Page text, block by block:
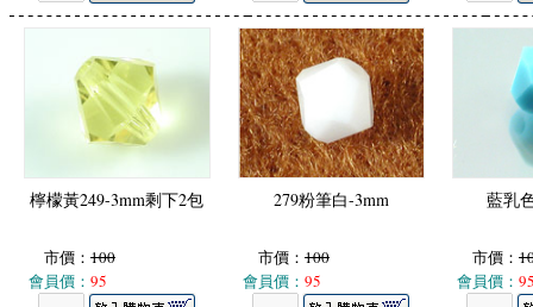
檸檬黃249-3mm剩下2包
市價： 100
會員價： 95
279粉筆白-3mm
市價： 100
會員價： 95
藍乳
市價：
會員價：